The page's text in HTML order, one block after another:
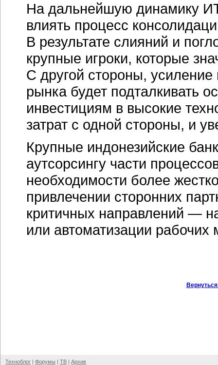
На дальнейшую динамику
влиять процесс
В результате слияний и
крупные игроки, которые
С другой стороны,
рынка будет подталкивать
инвестициям в высокие
затрат с одной стороны, и
Крупные индонезийские
аутсорсингу части
необходимости более
привлечении сторонних
критичных направлений —
или автоматизации рабочих
Техноблог | Форумы | ТВ | Архив